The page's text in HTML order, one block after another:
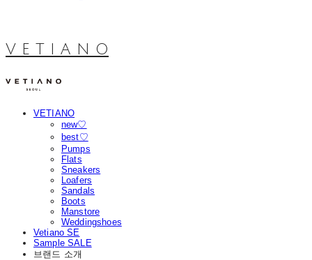
V E T I A N O
VETIANO
new♡
best♡
Pumps
Flats
Sneakers
Loafers
Sandals
Boots
Manstore
Weddingshoes
Vetiano SE
Sample SALE
브랜드 소개